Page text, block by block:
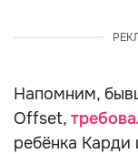
Напомним,
Offset,
ребёнка Карди